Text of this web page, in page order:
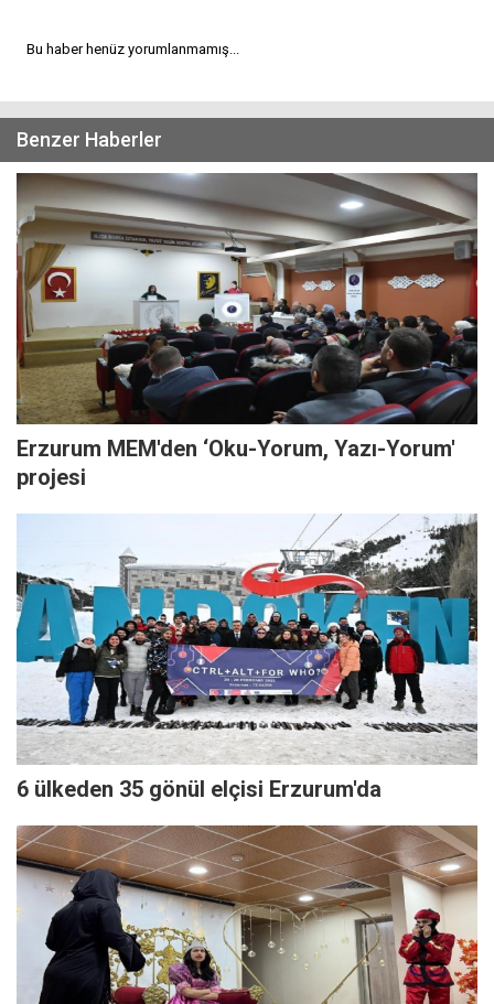
Bu haber henüz yorumlanmamış...
Benzer Haberler
Erzurum MEM'den ‘Oku-Yorum, Yazı-Yorum'
projesi
6 ülkeden 35 gönül elçisi Erzurum'da